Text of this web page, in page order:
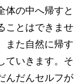
体の中へ帰すと
ことはできませ
また自然に帰す
ていきます。そ
んだんセルフが